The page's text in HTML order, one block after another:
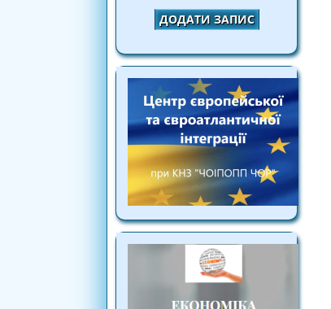
ДОДАТИ ЗАПИС